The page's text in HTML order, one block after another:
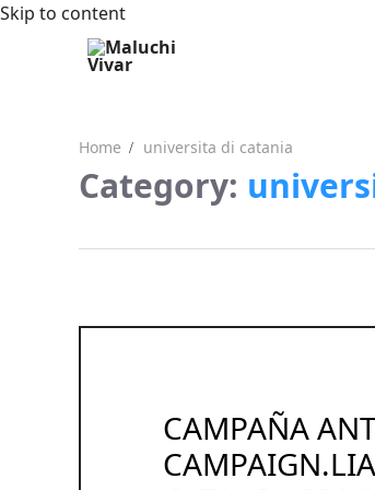
Skip to content
Home universita di catania
Category:
CAMPAÑA